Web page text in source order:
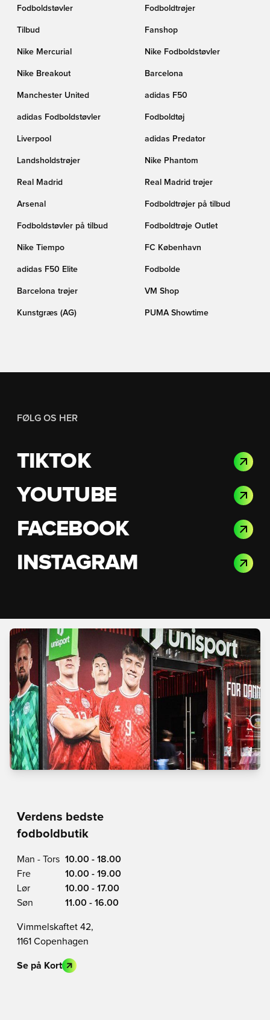
Fodboldstøvler Fodboldtrøjer
Tilbud Fanshop
Nike Mercurial Nike Fodboldstøvler
Nike Breakout Barcelona
Manchester United adidas F50
adidas Fodboldstøvler Fodboldtøj
Liverpool adidas Predator
Landsholdstrøjer Nike Phantom
Real Madrid Real Madrid trøjer
Arsenal Fodboldtrøjer på tilbud
Fodboldstøvler på tilbud Fodboldtrøje Outlet
Nike Tiempo FC København
adidas F50 Elite Fodbolde
Barcelona trøjer VM Shop
Kunstgræs (AG) PUMA Showtime
FØLG OS HER
TIKTOK
YOUTUBE
FACEBOOK
INSTAGRAM
Verdens bedste
fodboldbutik
Man - Tors 10.00 - 18.00
Fre
10.00 - 19.00
Lør
10.00 - 17.00
Søn
11.00 - 16.00
Vimmelskaftet 42,
1161 Copenhagen
Se på Kort